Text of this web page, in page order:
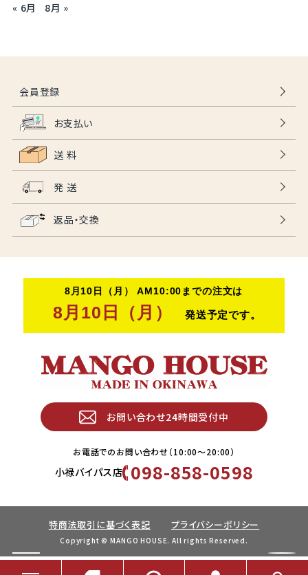
« 6月 8月 »
会員登録
お支払い
送 料
発 送
返品・交換
お問い合わせ24時間受付中
お電話でのお問い合わせ（10:00〜20:00）
小禄バイパス店 098-858-0598
特商法取引に基づく表記 プライバシーポリシー
Copyright © MANGO HOUSE. All rights Reserved.